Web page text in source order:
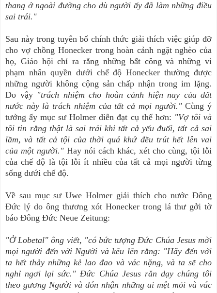
thang ở ngoài đường cho dù người ấy đã làm những điều
sai trái."
Sau này trong tuyên bố chính thức giải thích việc giúp đỡ
cho vợ chồng Honecker trong hoàn cảnh ngặt nghèo của
họ, Giáo hội chỉ ra rằng những bất công và những vi
phạm nhân quyền dưới chế độ Honecker thường được
những người không cộng sản chấp nhận trong im lặng.
Do vậy "trách nhiệm cho hoàn cảnh hiện nay của đất
nước này là trách nhiệm của tất cả mọi người."Cùng ý
tưởng ấy mục sư Holmer diễn đạt cụ thể hơn: "Vợ tôi và
tôi tin rằng thật là sai trái khi tất cả yếu đuối, tất cả sai
lầm, và tất cả tội của thời quá khứ đều trút hết lên vai
của một người." Hay nói cách khác, xét cho cùng, tội lỗi
của chế độ là tội lỗi ít nhiều của tất cả mọi người từng
sống dưới chế độ.
Về sau mục sư Uwe Holmer giải thích cho nước Đông
Đức lý do ông thương xót Honecker trong lá thư gởi tờ
báo Đông Đức Neue Zeitung:
"Ở Lobetal" ông viết, "có bức tượng Đức Chúa Jesus mời
mọi người đến với Người và kêu lên rằng: "Hãy đến với
ta hết thảy những kẻ lao đao và vác nặng, và ta sẽ cho
nghỉ ngơi lại sức." Đức Chúa Jesus răn dạy chúng tôi
theo gương Người và đón nhận những ai mệt mỏi và vác